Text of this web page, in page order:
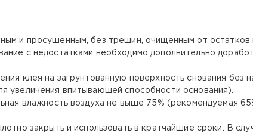
и просушенным, без трещин, очищенным от остатков
с недостатками необходимо дополнительно
клея на загрунтованную поверхность снования без
увеличения впитывающей способности основания).
влажность воздуха не выше 75% (рекомендуемая
закрыть и использовать в кратчайшие сроки. В